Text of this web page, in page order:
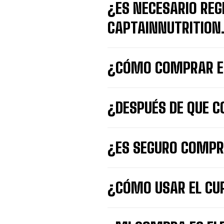
¿ES NECESARIO
¿CÓMO COMPRAR
¿DESPUÉS DE QUE
¿ES SEGURO
¿CÓMO USAR EL